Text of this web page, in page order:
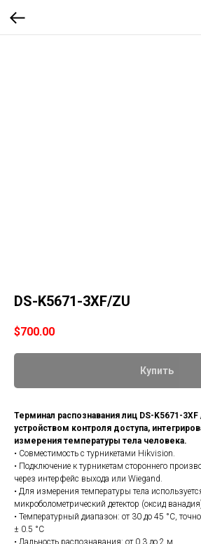
DS-K5671-3XF/ZU
$700.00
Купить
Терминал распознавания лиц DS-K5671-3XF
устройством контроля доступа,
измерения температуры тела человека.
• Совместимость с турникетами Hikvision.
• Подключение к турникетам стороннего
через интерфейс выхода или Wiegand.
• Для измерения температуры тела
микроболометрический детектор (оксид
• Температурный диапазон: от 30 до 45 °C,
± 0.5 °C